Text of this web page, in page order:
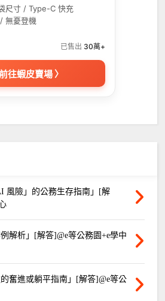
尺寸 / Type-C 快充
無憂登機
已售出 30萬+
往蝦皮賣場 〉
風險」的公務生存指南」[解
解析」[解答]@e等公務園+e學中
奮進或躺平指南」[解答]@e等公